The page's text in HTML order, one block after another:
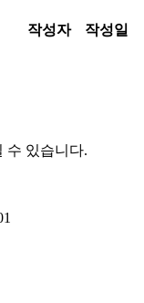
작성자 작성일
수 있습니다.